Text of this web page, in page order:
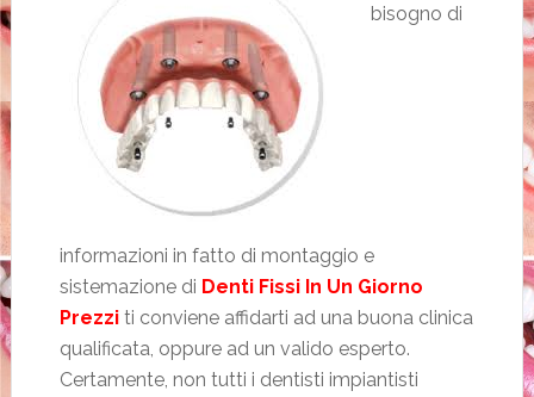
bisogno di
informazioni in fatto di montaggio e
sistemazione di Denti Fissi In Un Giorno
Prezzi ti conviene affidarti ad una buona clinica
qualificata, oppure ad un valido esperto.
Certamente, non tutti i dentisti impiantisti